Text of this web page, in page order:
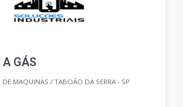
A GÁS
MAQUINAS / TABOÃO DA SERRA - SP